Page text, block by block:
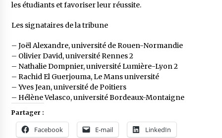
les étudiants et favoriser leur réussite.
Les signataires de la tribune
– Joël Alexandre, université de Rouen-­Normandie
– Olivier David, université Rennes 2
– Nathalie Dompnier, université Lumière-Lyon 2
– Rachid El Guerjouma, Le Mans université
– Yves Jean, université de Poitiers
– Hélène Velasco, université Bordeaux-Montaigne
Partager :
Facebook E-mail LinkedIn